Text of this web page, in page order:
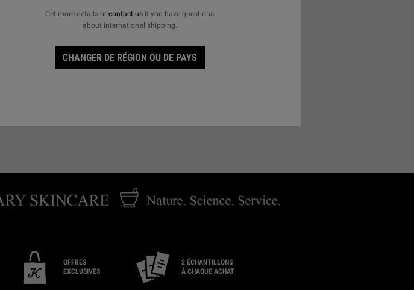
RÉSERVER UNE
TROUVER UN MAGASIN
OFFRES
EXCLUSIVES
2 ÉCHANTILLONS
À CHAQUE ACHAT
Get more details or contact us if you have questions
about international shipping.
CHANGER DE RÉGION OU DE PAYS